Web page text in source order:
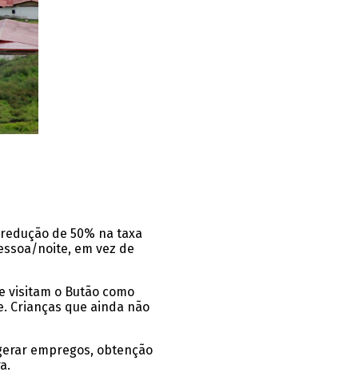
de 50% na taxa
noite, em vez de
visitam o Butão como
Crianças que ainda não
empregos, obtenção